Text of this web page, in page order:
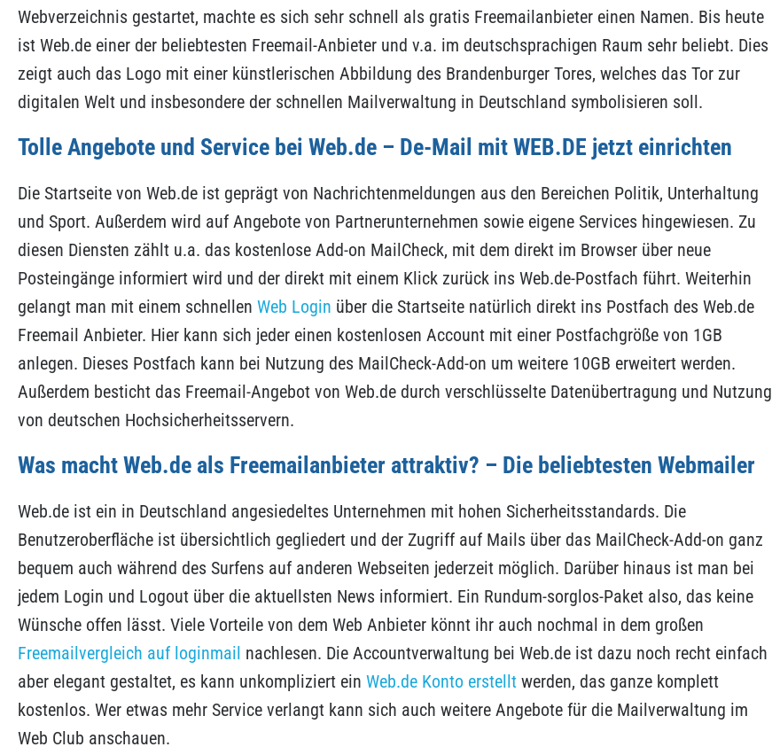
Webverzeichnis gestartet, machte es sich sehr schnell als gratis Freemailanbieter einen Namen. Bis heute
ist Web.de einer der beliebtesten Freemail-Anbieter und v.a. im deutschsprachigen Raum sehr beliebt. Dies
zeigt auch das Logo mit einer künstlerischen Abbildung des Brandenburger Tores, welches das Tor zur
digitalen Welt und insbesondere der schnellen Mailverwaltung in Deutschland symbolisieren soll.
Tolle Angebote und Service bei Web.de – De-Mail mit WEB.DE jetzt einrichten
Die Startseite von Web.de ist geprägt von Nachrichtenmeldungen aus den Bereichen Politik, Unterhaltung
und Sport. Außerdem wird auf Angebote von Partnerunternehmen sowie eigene Services hingewiesen. Zu
diesen Diensten zählt u.a. das kostenlose Add-on MailCheck, mit dem direkt im Browser über neue
Posteingänge informiert wird und der direkt mit einem Klick zurück ins Web.de-Postfach führt. Weiterhin
gelangt man mit einem schnellen Web Login über die Startseite natürlich direkt ins Postfach des Web.de
Freemail Anbieter. Hier kann sich jeder einen kostenlosen Account mit einer Postfachgröße von 1GB
anlegen. Dieses Postfach kann bei Nutzung des MailCheck-Add-on um weitere 10GB erweitert werden.
Außerdem besticht das Freemail-Angebot von Web.de durch verschlüsselte Datenübertragung und Nutzung
von deutschen Hochsicherheitsservern.
Was macht Web.de als Freemailanbieter attraktiv? – Die beliebtesten Webmailer
Web.de ist ein in Deutschland angesiedeltes Unternehmen mit hohen Sicherheitsstandards. Die
Benutzeroberfläche ist übersichtlich gegliedert und der Zugriff auf Mails über das MailCheck-Add-on ganz
bequem auch während des Surfens auf anderen Webseiten jederzeit möglich. Darüber hinaus ist man bei
jedem Login und Logout über die aktuellsten News informiert. Ein Rundum-sorglos-Paket also, das keine
Wünsche offen lässt. Viele Vorteile von dem Web Anbieter könnt ihr auch nochmal in dem großen
Freemailvergleich auf loginmail nachlesen. Die Accountverwaltung bei Web.de ist dazu noch recht einfach
aber elegant gestaltet, es kann unkompliziert ein Web.de Konto erstellt werden, das ganze komplett
kostenlos. Wer etwas mehr Service verlangt kann sich auch weitere Angebote für die Mailverwaltung im
Web Club anschauen.